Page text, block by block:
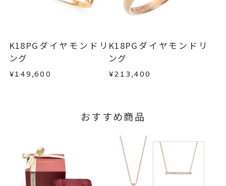
お届け予定日はご注文から2営業日以内にメールに
こちら
不良品の場合、またはご注文のお品と異なる場合
は、早急に商品を交換させていただきます。
はお問い合わせフォームよりご連絡ください。
この場合の返送料は弊社にて負担いたしますの
で、着払いにてご返送ください。
詳細はこちら
K18PGダイヤモンドリ
ング
¥149,600
K18PGダイヤモンドリ
ング
¥213,400
おすすめ商品